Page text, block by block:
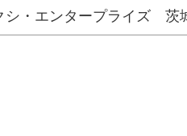
シ・エンタープライズ 茨